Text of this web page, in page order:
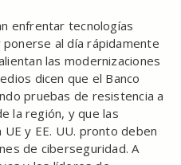
enfrentar tecnologías
al día rápidamente
las modernizaciones
dicen que el Banco
pruebas de resistencia a
la región, y que las
y EE. UU. pronto deben
de ciberseguridad. A